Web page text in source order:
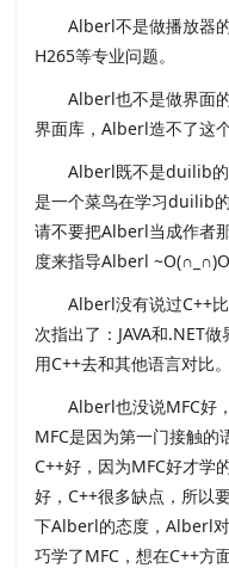
Alberl不是做播放器的
H265等专业问题。
Alberl也不是做界面的
界面库，Alberl造不了这
Alberl既不是duilib的
是一个菜鸟在学习duilib
请不要把Alberl当成作者
度来指导Alberl
Alberl没有说过C++比
次指出了：JAVA和.NET
用C++去和其他语言对比。
Alberl也没说MFC好，
MFC是因为第一门接触的
C++好，因为MFC好才学
好，C++很多缺点，所以
下Alberl的态度，Alberl
巧学了MFC，想在C++方